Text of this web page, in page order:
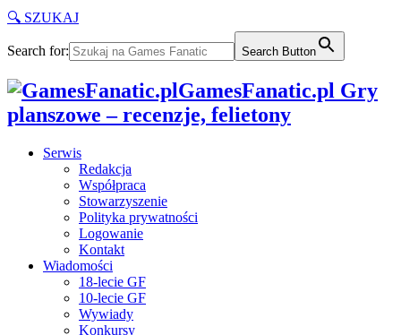
🔍 SZUKAJ
Search for: Search Button
GamesFanatic.pl Gry
planszowe – recenzje, felietony
Serwis
Redakcja
Współpraca
Stowarzyszenie
Polityka prywatności
Logowanie
Kontakt
Wiadomości
18-lecie GF
10-lecie GF
Wywiady
Konkursy